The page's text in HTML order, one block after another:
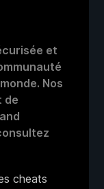
et
Nos
de
cheats